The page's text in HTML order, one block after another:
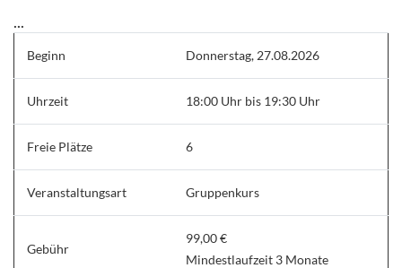
...
Beginn Donnerstag, 27.08.2026
Uhrzeit 18:00 Uhr bis 19:30 Uhr
Freie Plätze 6
Veranstaltungsart Gruppenkurs
Gebühr
99,00 €
Mindestlaufzeit 3 Monate